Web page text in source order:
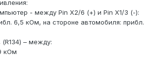
- между Pin X2/6 (+) и Pin X1/3 (-):
6,5 кОм, на стороне автомобиля: прибл.
(R134) – между:
кОм